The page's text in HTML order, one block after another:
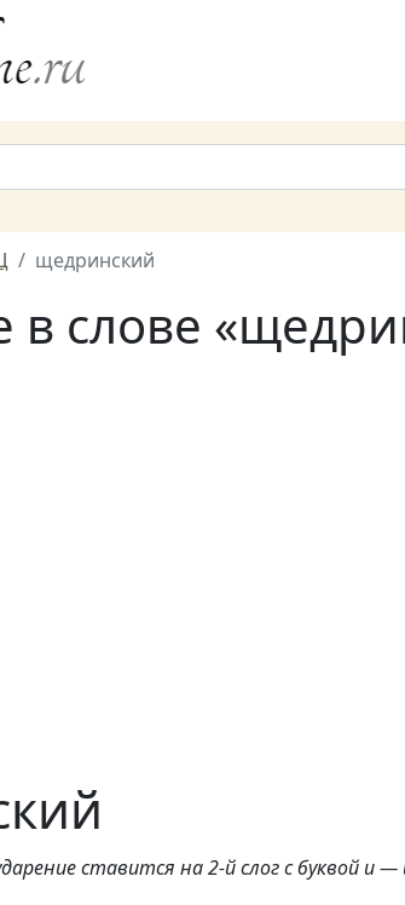
щедринский
в слове
ставится на 2-й слог с буквой и